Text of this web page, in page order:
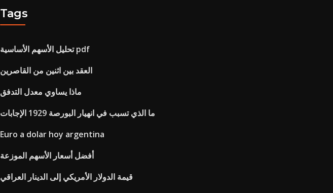
Tags
تحليل الأسهم الأساسية pdf
العقد بين اثنين من القاصرين
ماذا يساوي معدل التدفق
ما الذي تسبب في انهيار البورصة 1929 الإجابات
Euro a dolar hoy argentina
أفضل أسعار الأسهم الموزعة
قيمة الدولار الأمريكي إلى الدينار العراقي